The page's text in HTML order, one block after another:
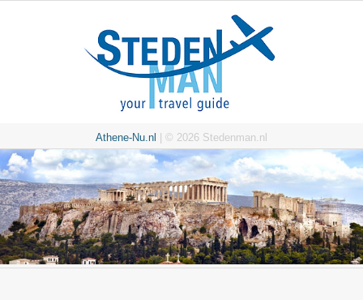
Athene-Nu.nl | © 2026 Stedenman.nl